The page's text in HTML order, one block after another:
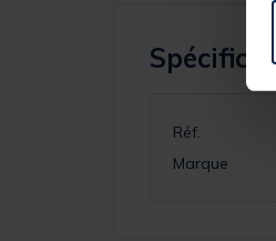
Réf.
Marque